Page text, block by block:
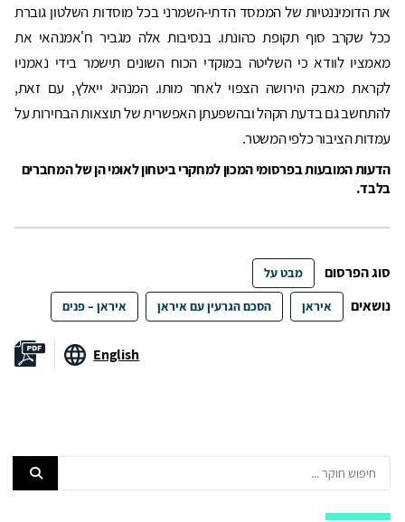
את הדומיננטיות של הממסד הדתי-השמרני בכל מוסדות השלטון גוברת
ככל שקרב סוף תקופת כהונתו. בנסיבות אלה מגביר ח'אמנהאי את
מאמציו לוודא כי השליטה במוקדי הכוח השונים תישמר בידי נאמניו
לקראת מאבק הירושה הצפוי לאחר מותו. המנהיג ייאלץ, עם זאת,
להתחשב גם בדעת הקהל ובהשפעתן האפשרית של תוצאות הבחירות על
עמדות הציבור כלפי המשטר.
הדעות המובעות בפרסומי המכון למחקרי ביטחון לאומי הן של המחברים
בלבד.
סוג הפרסום מבט על
נושאים איראן הסכם הגרעין עם איראן איראן – פנים
English